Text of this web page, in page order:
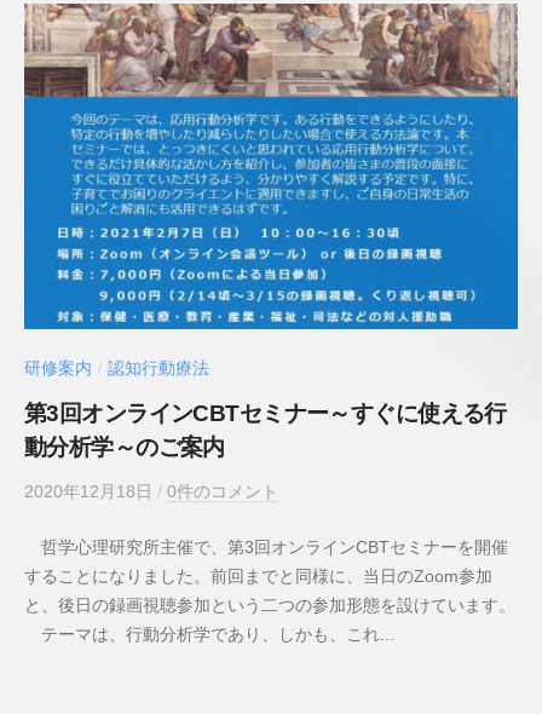
心
理
師
／
臨
床
心
理
士
研修案内 / 認知行動療法
第3回オンラインCBTセミナー～すぐに使える行
動分析学～のご案内
2020年12月18日 b
若
井
貴
史
/ 0件のコメント
哲学心理研究所主催で、第3回オンラインCBTセミナーを開催
することになりました。前回までと同様に、当日のZoom参加
と、後日の録画視聴参加という二つの参加形態を設けています。
テーマは、行動分析学であり、しかも、これ...